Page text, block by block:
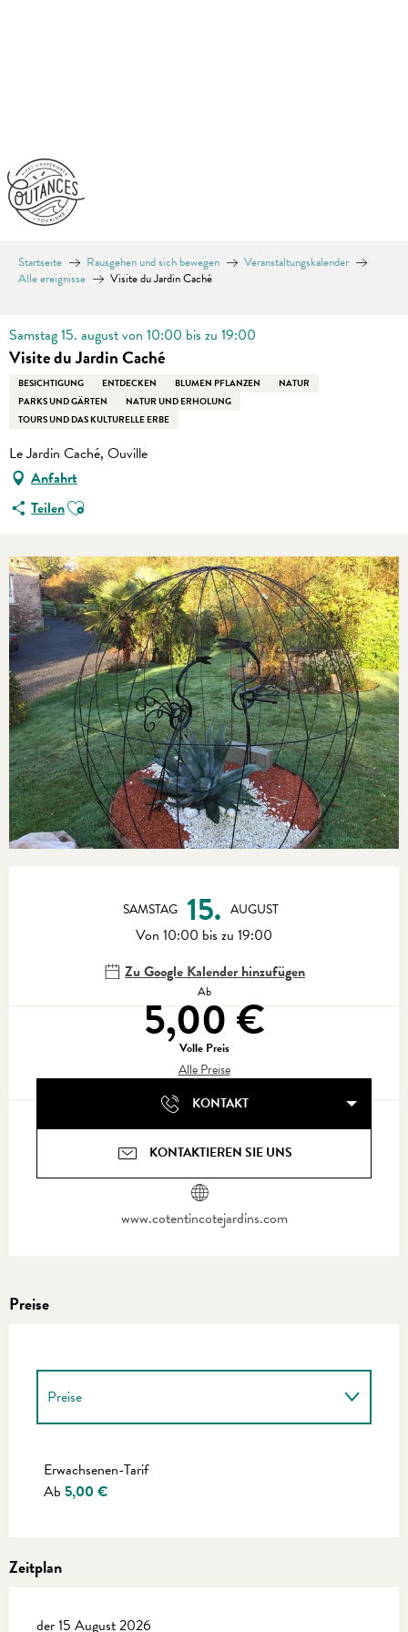
Startseite Rausgehen und sich bewegen
Veranstaltungskalender
Alle ereignisse
Visite du Jardin Caché
Samstag 15. august von 10:00 bis zu 19:00
Visite du Jardin Caché
BESICHTIGUNG ENTDECKEN BLUMEN PFLANZEN
NATUR
PARKS UND GÄRTEN
NATUR UND ERHOLUNG
TOURS UND DAS KULTURELLE ERBE
Le Jardin Caché, Ouville
Anfahrt
TeilenAjouter aux favoris
SAMSTAG 15. AUGUST
Von 10:00 bis zu 19:00
Zu Google Kalender hinzufügen
Ab
5,00 €
Volle Preis
Alle Preise
KONTAKT
KONTAKTIEREN SIE UNS
www.cotentincotejardins.com
Preise
Preise
Erwachsenen-Tarif
Ab 5,00 €
Zeitplan
der 15 August 2026